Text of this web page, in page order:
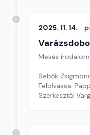
2025. 11. 14.
Mesés irodalom
Sebők
Felolvassa:
Szerkesztő: